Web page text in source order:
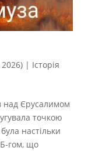
| Історія
над Єрусалимом
точкою
настільки
гом, що